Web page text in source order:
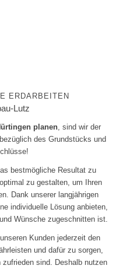
ERDARBEITEN
Lutz
planen , sind wir der
des Grundstücks und
bestmögliche Resultat zu
zu gestalten, um Ihren
Dank unserer langjährigen
individuelle Lösung anbieten,
Wünsche zugeschnitten ist.
Kunden jederzeit den
und dafür zu sorgen,
sind. Deshalb nutzen